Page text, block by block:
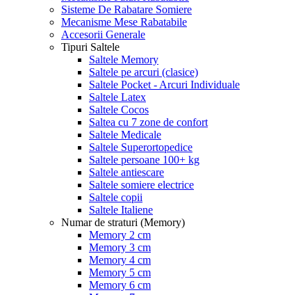
Sisteme De Rabatare Somiere
Mecanisme Mese Rabatabile
Accesorii Generale
Tipuri Saltele
Saltele Memory
Saltele pe arcuri (clasice)
Saltele Pocket - Arcuri Individuale
Saltele Latex
Saltele Cocos
Saltea cu 7 zone de confort
Saltele Medicale
Saltele Superortopedice
Saltele persoane 100+ kg
Saltele antiescare
Saltele somiere electrice
Saltele copii
Saltele Italiene
Numar de straturi (Memory)
Memory 2 cm
Memory 3 cm
Memory 4 cm
Memory 5 cm
Memory 6 cm